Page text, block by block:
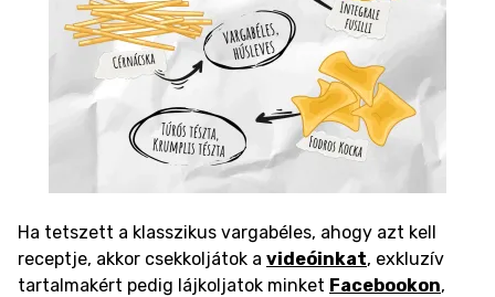
Ha tetszett a klasszikus vargabéles, ahogy azt kell
receptje, akkor csekkoljátok a videóinkat, exkluzív
tartalmakért pedig lájkoljatok minket Facebookon,